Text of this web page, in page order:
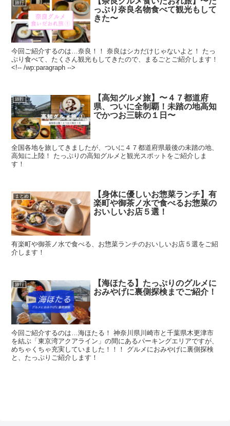
旅行
っぷり奈良名物食べて観光もして
きた〜
今回ご紹介するのは…奈良！！ 奈良はシカだけじゃないよと！ たっ
ぷり食べて、たくさん観光もしてきたので、まるごとご紹介します！
<!-- /wp:paragraph -->
旅行
【高知グルメ旅】〜４７都道府
県、ついに全制覇！未踏の地高知
でかつお三昧の１日〜
全国各地を旅してきましたが、ついに４７都道府県最後の未踏の地、
高知に上陸！ たっぷりの高知グルメと観光スポットをご紹介しま
す！
まとめ
【身体に優しいお惣菜ランチ】有
楽町や御茶ノ水で食べるお惣菜の
おいしいお店５選！
有楽町や御茶ノ水で食べる、お惣菜ランチのおいしいお店５選をご紹
介します！
旅行
【海ほたる】たっぷりのグルメに
おみやげに裏側探検までご紹介！
今回ご紹介するのは…海ほたる！ 神奈川県川崎市と千葉県木更津市
を結ぶ「東京湾アクアライン」の間にあるパーキングエリアですが、
めちゃくちゃ充実していました！！！ グルメにおみやげに裏側探検
と、たっぷりご紹介します！